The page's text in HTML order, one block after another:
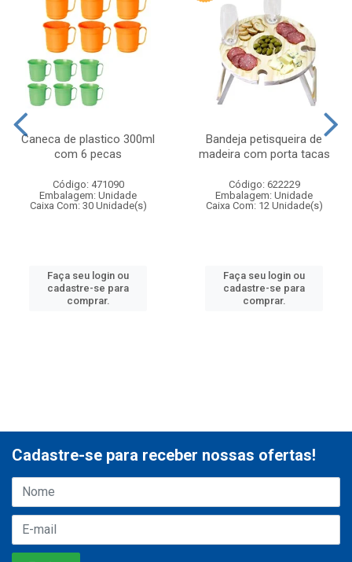
Caneca de plastico 300ml
com 6 pecas
Código: 471090
Embalagem: Unidade
Caixa Com: 30 Unidade(s)
Faça seu login ou
cadastre-se para
comprar.
Bandeja petisqueira de
madeira com porta tacas
Código: 622229
Embalagem: Unidade
Caixa Com: 12 Unidade(s)
Faça seu login ou
cadastre-se para
comprar.
Cadastre-se para receber nossas ofertas!